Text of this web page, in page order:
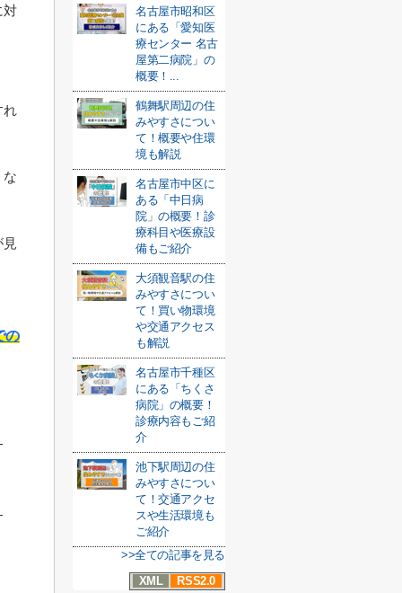
対
れ
な
見
の
名古屋市昭和区
にある「愛知医
療センター 名古
屋第二病院」の
概要！...
鶴舞駅周辺の住
みやすさについ
て！概要や住環
境も解説
名古屋市中区に
ある「中日病
院」の概要！診
療科目や医療設
備もご紹介
大須観音駅の住
みやすさについ
て！買い物環境
や交通アクセス
も解説
名古屋市千種区
にある「ちくさ
病院」の概要！
診療内容もご紹
介
池下駅周辺の住
みやすさについ
て！交通アクセ
スや生活環境も
ご紹介
>>全ての記事を見る
XML
RSS2.0